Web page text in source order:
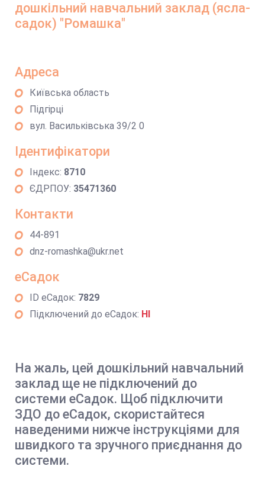
дошкільний навчальний заклад (ясла-
садок) "Ромашка"
Адреса
Київська область
Підгірці
вул. Васильківська 39/2 0
Ідентифікатори
Індекс: 8710
ЄДРПОУ: 35471360
Контакти
44-891
dnz-romashka@ukr.net
еСадок
ID еСадок: 7829
Підключений до еСадок: НІ
На жаль, цей дошкільний навчальний
заклад ще не підключений до
системи еСадок. Щоб підключити
ЗДО до еСадок, скористайтеся
наведеними нижче інструкціями для
швидкого та зручного приєднання до
системи.